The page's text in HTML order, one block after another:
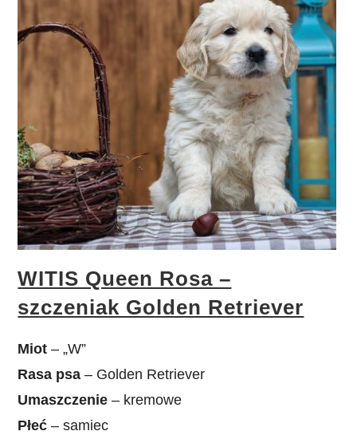
WITIS Queen Rosa –
szczeniak Golden Retriever
Miot – „W”
Rasa psa – Golden Retriever
Umaszczenie – kremowe
Płeć – samiec